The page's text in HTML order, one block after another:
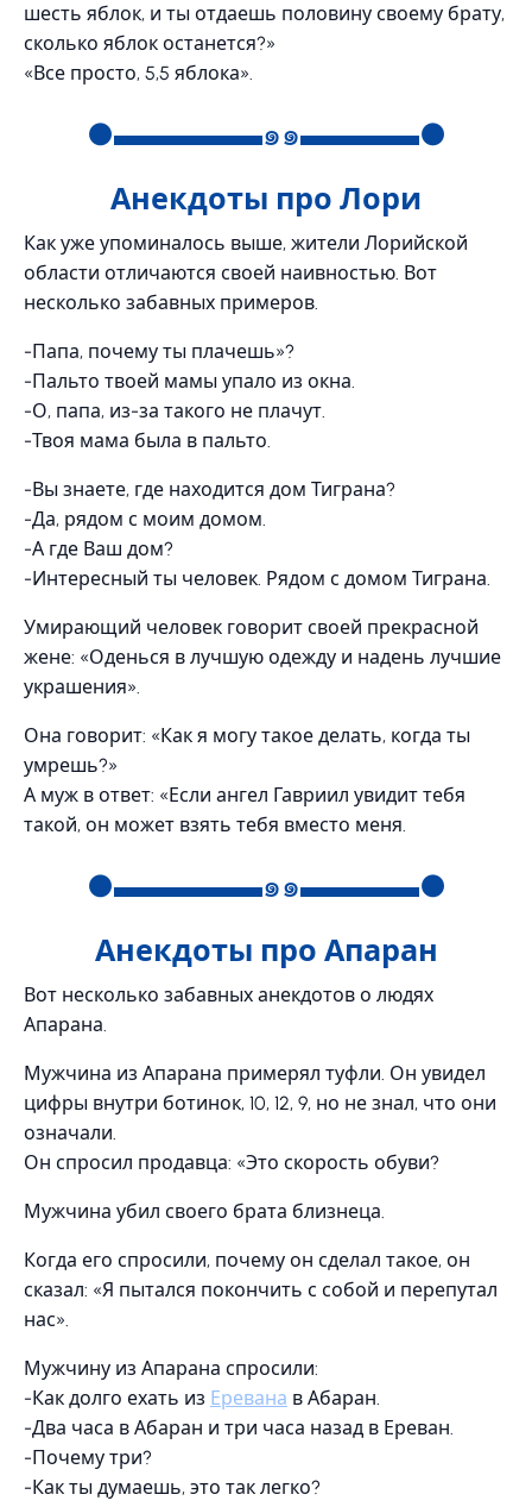
шесть яблок, и ты отдаешь половину своему брату,
сколько яблок останется?»
«Все просто, 5,5 яблока».
●▬▬▬▬▬๑๑▬▬▬▬●
Анекдоты про Лори
Как уже упоминалось выше, жители Лорийской
области отличаются своей наивностью. Вот
несколько забавных примеров.
-Папа, почему ты плачешь»?
-Пальто твоей мамы упало из окна.
-О, папа, из-за такого не плачут.
-Твоя мама была в пальто.
-Вы знаете, где находится дом Тиграна?
-Да, рядом с моим домом.
-А где Ваш дом?
-Интересный ты человек. Рядом с домом Тиграна.
Умирающий человек говорит своей прекрасной
жене: «Оденься в лучшую одежду и надень лучшие
украшения».
Она говорит: «Как я могу такое делать, когда ты
умрешь?»
А муж в ответ: «Если ангел Гавриил увидит тебя
такой, он может взять тебя вместо меня.
●▬▬▬▬▬๑๑▬▬▬▬●
Анекдоты про Апаран
Вот несколько забавных анекдотов о людях
Апарана.
Мужчина из Апарана примерял туфли. Он увидел
цифры внутри ботинок, 10, 12, 9, но не знал, что они
означали.
Он спросил продавца: «Это скорость обуви?
Мужчина убил своего брата близнеца.
Когда его спросили, почему он сделал такое, он
сказал: «Я пытался покончить с собой и перепутал
нас».
Мужчину из Апарана спросили:
-Как долго ехать из Еревана в Абаран.
-Два часа в Абаран и три часа назад в Ереван.
-Почему три?
-Как ты думаешь, это так легко?